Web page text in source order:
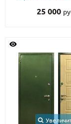
ДОСТАВКА
О НАС
КОНТАКТЫ
Металлические
25 000